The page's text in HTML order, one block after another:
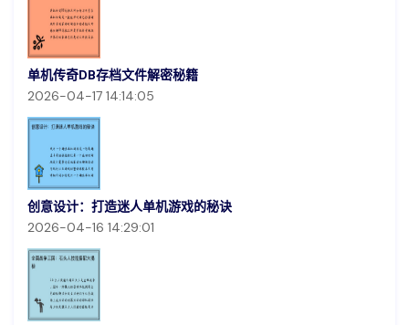
单机传奇DB存档文件解密秘籍
2026-04-17 14:14:05
创意设计：打造迷人单机游戏的秘诀
2026-04-16 14:29:01